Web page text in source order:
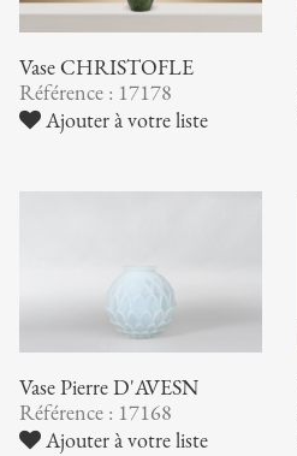
Vase CHRISTOFLE
Référence : 17178
Ajouter à votre liste
Vase Pierre D'AVESN
Référence : 17168
Ajouter à votre liste